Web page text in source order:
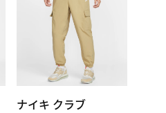
ナイキ クラブ